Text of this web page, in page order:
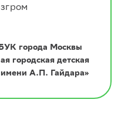
города Москвы
городская детская
имени А.П. Гайдара»